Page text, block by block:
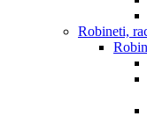
Robineti,